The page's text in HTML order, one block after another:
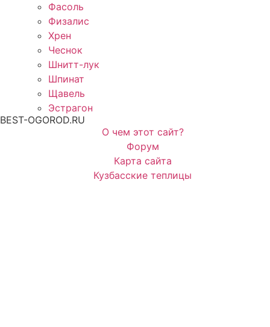
Фасоль
Физалис
Хрен
Чеснок
Шнитт-лук
Шпинат
Щавель
Эстрагон
BEST-OGOROD.RU
О чем этот сайт?
Форум
Карта сайта
Кузбасские теплицы